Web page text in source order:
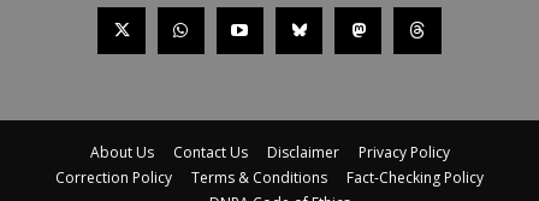
About Us Contact Us Disclaimer
Privacy Policy
Correction Policy
Terms & Conditions
Fact-Checking Policy